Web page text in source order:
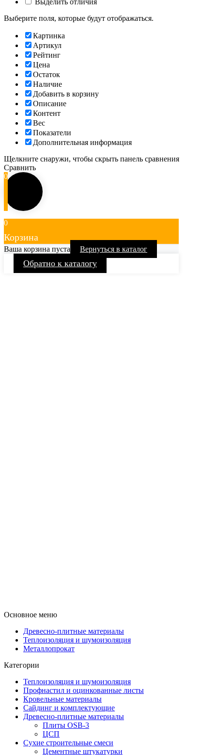
Выберите поля, которые будут отображаться.
Картинка
Артикул
Рейтинг
Цена
Остаток
Наличие
Добавить в корзину
Описание
Контент
Вес
Показатели
Дополнительная информация
Щелкните снаружи, чтобы скрыть панель сравнения
Сравнить
0
0
Корзина
Ваша корзина пуста Вернуться в каталог
Обратно к каталогу
Основное меню
Древесно-плитные материалы
Теплоизоляция и шумоизоляция
Металлопрокат
Категории
Теплоизоляция и шумоизоляция
Профнастил и оцинкованные листы
Кровельные материалы
Сайдинг и комплектующие
Древесно-плитные материалы
Плиты OSB-3
ЦСП
Сухие строительные смеси
Цементные штукатурки